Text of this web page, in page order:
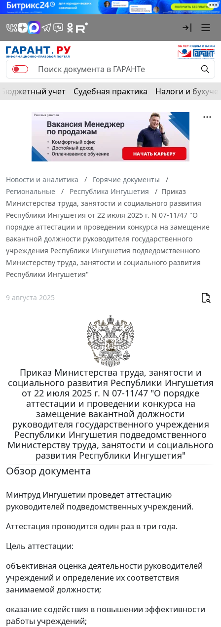
Бюджетный учет Судебная практика Налоги и
Новости и аналитика
Горячие документы
Региональные
Республика Ингушетия
Приказ
Министерства труда, занятости и социального развития
Республики Ингушетия от 22 июля 2025 г. N 07-11/47 "О
порядке аттестации и проведении конкурса на замещение
вакантной должности руководителя государственного
учреждения Республики Ингушетия подведомственного
Министерству труда, занятости и социального развития
Республики Ингушетия"
9 августа 2025
Приказ Министерства труда, занятости и
социального развития Республики Ингушетия
от 22 июля 2025 г. N 07-11/47 "О порядке
аттестации и проведении конкурса на
замещение вакантной должности
руководителя государственного учреждения
Республики Ингушетия подведомственного
Министерству труда, занятости и социального
развития Республики Ингушетия"
Обзор документа
Минтруд Ингушетии проведет аттестацию
руководителей подведомственных учреждений.
Аттестация проводится один раз в три года.
Цель аттестации:
объективная оценка деятельности руководителей
учреждений и определение их соответствия
занимаемой должности;
оказание содействия в повышении эффективности
работы учреждений;